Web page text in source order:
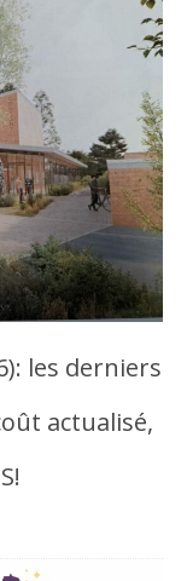
les derniers
actualisé,